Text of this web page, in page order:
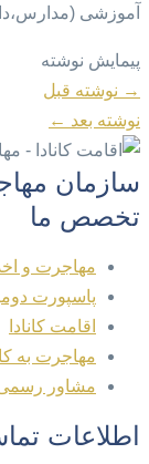
آموزشی
پیمایش نوشته
→ نوشته قبل
نوشته بعد ←
سازمان
تخصص ما
مهاجرت و
پاسپورت
اقامت کانادا
مهاجرت به
مشاور رسمی
اطلاعات